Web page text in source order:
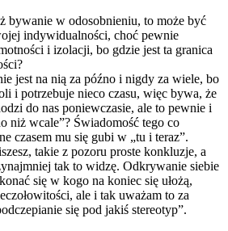
bywanie w odosobnieniu, to może być
indywidualności, choć pewnie
i izolacji, bo gdzie jest ta granica
jest na nią za późno i nigdy za wiele, bo
i potrzebuje nieco czasu, więc bywa, że
do nas poniewczasie, ale to pewnie i
niż wcale”? Świadomość tego co
czasem mu się gubi w „tu i teraz”.
takie z pozoru proste konkluzje, a
tak to widzę. Odkrywanie siebie
się w kogo na koniec się ułożą,
, ale i tak uważam to za
się pod jakiś stereotyp”.